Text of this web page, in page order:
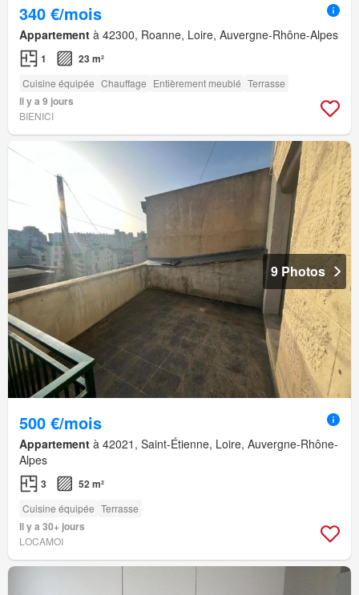
340 €/mois
Appartement à 42300, Roanne, Loire, Auvergne-Rhône-Alpes
1 23 m²
Cuisine équipée Chauffage Entièrement meublé Terrasse
Il y a 9 jours
BIENICI
9 Photos
500 €/mois
Appartement à 42021, Saint-Étienne, Loire, Auvergne-Rhône-
Alpes
3 52 m²
Cuisine équipée Terrasse
Il y a 30+ jours
LOCAMOI